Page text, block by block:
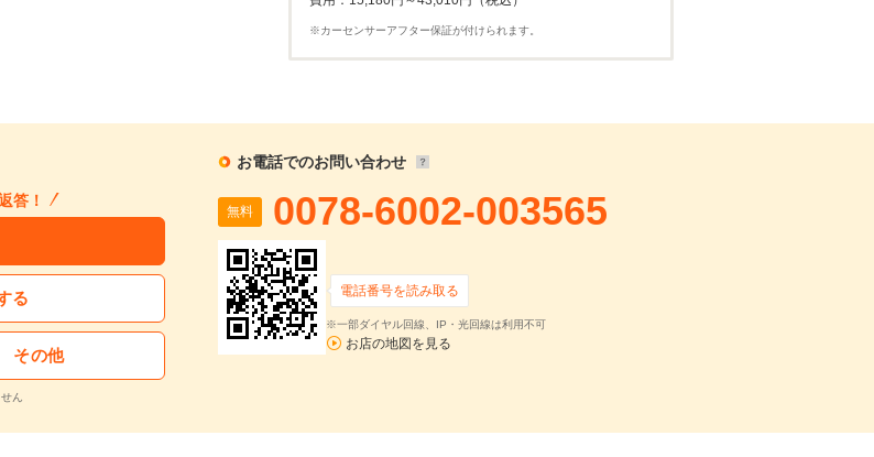
※カーセンサーアフター保証が付けられます。
答！
る
その他
ん
お電話でのお問い合わせ
無料 0078-6002-003565
電話番号を読み取る
※一部ダイヤル回線、IP・光回線は利用不可
お店の地図を見る